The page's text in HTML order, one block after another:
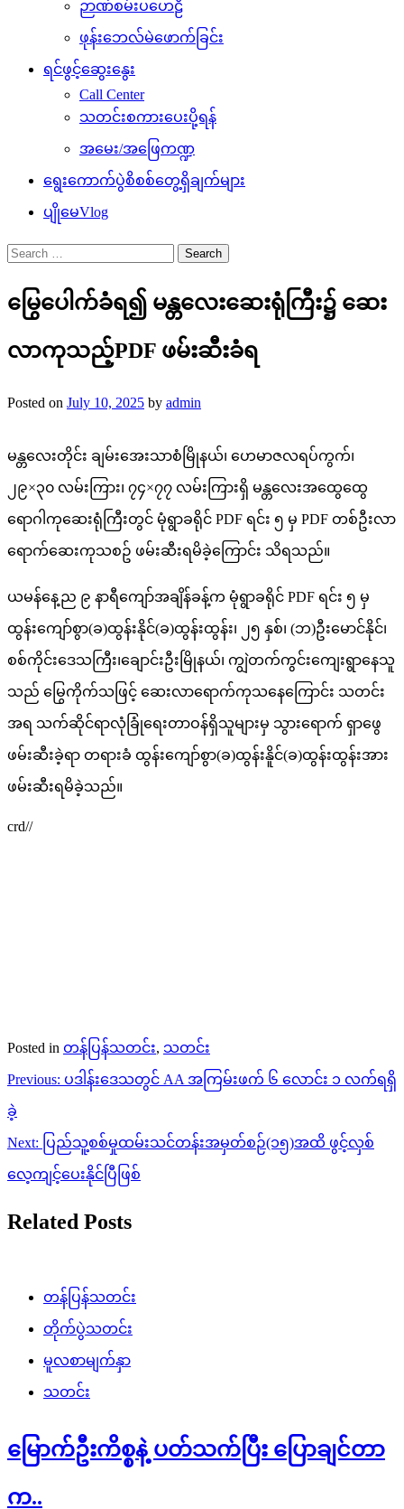
ဉာဏ်စမ်းပဟေဠိ
ဖုန်းဘေလ်မဲဖောက်ခြင်း
ရင်ဖွင့်ဆွေးနွေး
Call Center
သတင်းစကားပေးပို့ရန်
အမေး/အဖြေကဏ္ဍ
ရွေးကောက်ပွဲစိစစ်တွေ့ရှိချက်များ
ပျိုမေVlog
Search
for:
မြွေပေါက်ခံရ၍ မန္တလေးဆေးရုံကြီး၌ ဆေး
လာကုသည့်PDF ဖမ်းဆီးခံရ
Posted on July 10, 2025 by admin
မန္တလေးတိုင်း ချမ်းအေးသာစံမြိုနယ်၊ ဟေမာဇလရပ်ကွက်၊
၂၉×၃၀ လမ်းကြား၊ ၇၄×၇၇ လမ်းကြားရှိ မန္တလေးအထွေထွေ
ရောဂါကုဆေးရုံကြီးတွင် မုံရွာခရိုင် PDF ရင်း ၅ မှ PDF တစ်ဦးလာ
ရောက်ဆေးကုသစဥ် ဖမ်းဆီးရမိခဲ့ကြောင်း သိရသည်။
ယမန်နေ့ည ၉ နာရီကျော်အချိန်ခန့်က မုံရွာခရိုင် PDF ရင်း ၅ မှ
ထွန်းကျော်စွာ(ခ)ထွန်းနိုင်(ခ)ထွန်းထွန်း၊ ၂၅ နှစ်၊ (ဘ)ဦးမောင်နိုင်၊
စစ်ကိုင်းဒေသကြီး၊ချောင်းဦးမြိုနယ်၊ ကျွဲတက်ကွင်းကျေးရွာနေသူ
သည် မြွေကိုက်သဖြင့် ဆေးလာရောက်ကုသနေကြောင်း သတင်း
အရ သက်ဆိုင်ရာလုံခြုံရေးတာဝန်ရှိသူများမှ သွားရောက် ရှာဖွေ
ဖမ်းဆီးခဲ့ရာ တရားခံ ထွန်းကျော်စွာ(ခ)ထွန်းနိူင်(ခ)ထွန်းထွန်းအား
ဖမ်းဆီးရမိခဲ့သည်။
crd//
Posted in တန်ပြန်သတင်း, သတင်း
Post
navigation
Previous: ပဒါန်းဒေသတွင် AA အကြမ်းဖက် ၆ လောင်း ၁ လက်ရရှိ
ခဲ့
Next: ပြည်သူ့စစ်မှုထမ်းသင်တန်းအမှတ်စဉ်(၁၅)အထိ ဖွင့်လှစ်
လေ့ကျင့်ပေးနိုင်ပြီဖြစ်
Related Posts
တန်ပြန်သတင်း
တိုက်ပွဲသတင်း
မူလစာမျက်နှာ
သတင်း
မြောက်ဦးကိစ္စနဲ့ ပတ်သက်ပြီး ပြောချင်တာ
က..